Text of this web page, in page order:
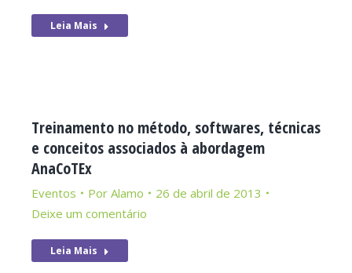
Leia Mais
Treinamento no método, softwares, técnicas
e conceitos associados à abordagem
AnaCoTEx
Eventos Por Alamo
26 de abril de 2013
Deixe um comentário
Leia Mais